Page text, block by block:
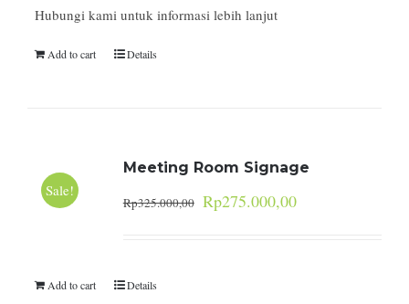
Hubungi kami untuk informasi lebih lanjut
Add to cart Details
Sale!
Meeting Room Signage
Rp325.000,00 Rp275.000,00
Add to cart Details